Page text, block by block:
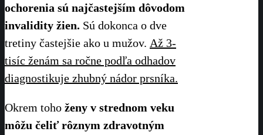
ochorenia sú najčastejším dôvodom
invalidity žien. Sú dokonca o dve
tretiny častejšie ako u mužov. Až 3-
tisíc ženám sa ročne podľa odhadov
diagnostikuje zhubný nádor prsníka.
Okrem toho ženy v strednom veku
môžu čeliť rôznym zdravotným